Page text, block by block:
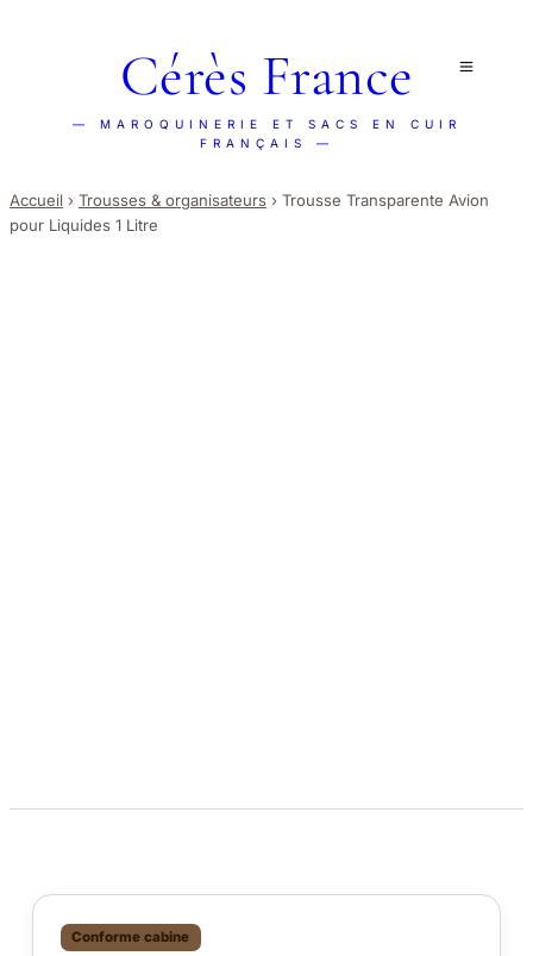
Cérès France
— MAROQUINERIE ET SACS EN CUIR
FRANÇAIS —
Accueil › Trousses & organisateurs › Trousse Transparente Avion
pour Liquides 1 Litre
Conforme cabine